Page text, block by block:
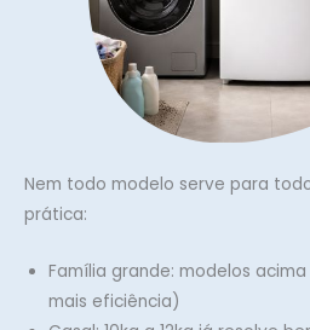
Nem todo modelo serve para
prática:
Família grande: modelos
mais eficiência)